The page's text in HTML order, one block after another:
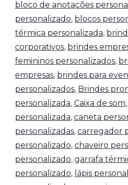
bloco de anotações
personalizado, blocos
térmica personalizada,
corporativos, brindes
femininos personalizados,
empresas, brindes para
personalizados, Brindes
personalizada, Caixa de som,
personalizada, caneta
personalizadas, carregador
personalizado, chaveiro
personalizado, garrafa
personalizado, lápis